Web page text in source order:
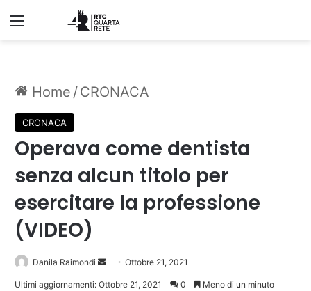
Menu
Home /CRONACA
CRONACA
Operava come dentista
senza alcun titolo per
esercitare la professione
(VIDEO)
Danila Raimondi
Invia Ottobre 21, 2021
Ultimi aggiornamenti: Ottobre 21, 2021 0 Meno di un minuto